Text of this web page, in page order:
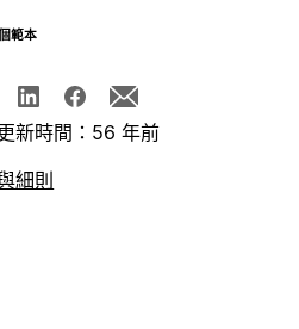
範本
新時間：56 年前
細則